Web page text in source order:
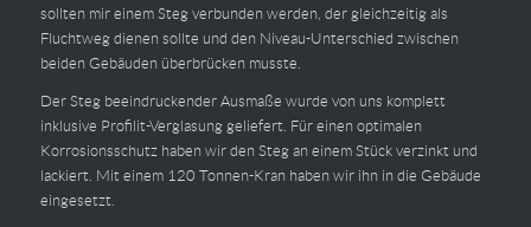
sollten mir einem Steg verbunden werden, der gleichzeitig als
Fluchtweg dienen sollte und den Niveau-Unterschied zwischen
beiden Gebäuden überbrücken musste.
Der Steg beeindruckender Ausmaße wurde von uns komplett
inklusive Profilit-Verglasung geliefert. Für einen optimalen
Korrosionsschutz haben wir den Steg an einem Stück verzinkt und
lackiert. Mit einem 120 Tonnen-Kran haben wir ihn in die Gebäude
eingesetzt.